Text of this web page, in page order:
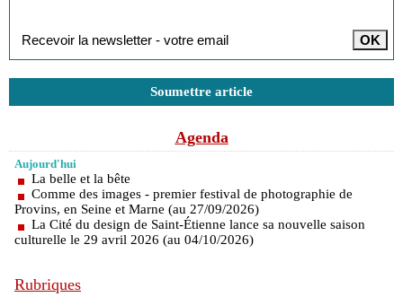
Soumettre article
Agenda
Aujourd'hui
La belle et la bête
Comme des images - premier festival de photographie de
Provins, en Seine et Marne (au 27/09/2026)
La Cité du design de Saint-Étienne lance sa nouvelle saison
culturelle le 29 avril 2026 (au 04/10/2026)
Rubriques